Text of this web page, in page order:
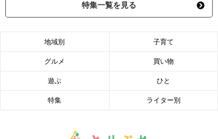
特集一覧を見る
地域別 子育て
グルメ 買い物
遊ぶ ひと
特集 ライター別